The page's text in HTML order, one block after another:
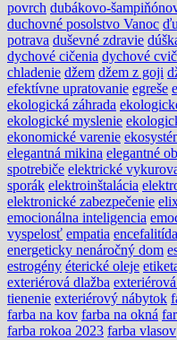
povrch dubákovo-
duchovné posolstvo Vanoc
potrava duševné zdravie
dychové cičenia dychové
chladenie džem džem z goji
efektívne upratovanie egreše
ekologická záhrada
ekologické myslenie
ekonomické varenie
elegantná mikina elegantné
spotrebiče elektrické
sporák elektroinštalácia
elektronické zabezpečenie
emocionálna inteligencia
vyspelosť empatia encefalitída
energeticky nenáročný dom
estrogény éterické oleje
exteriérová dlažba
tienenie exteriérový nábytok
farba na kov farba na okná
farba rokoa 2023 farba vlasov